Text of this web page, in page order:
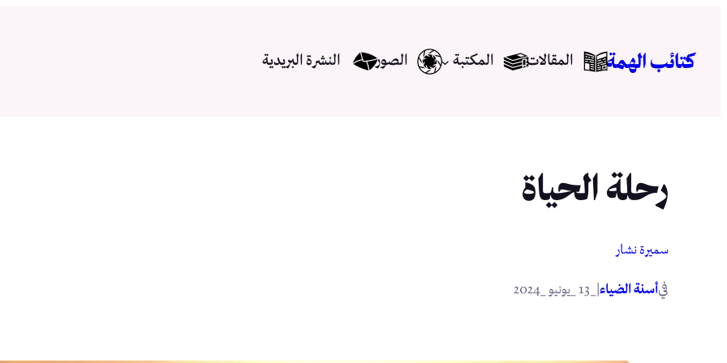
المحتوىكتائب الهمة المقالات المكتبة الصور النشرة البريدية
رحلة الحياة
سميرة نشار
فيأسنة الضياء